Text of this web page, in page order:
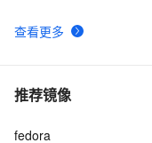
查看更多
推荐镜像
fedora